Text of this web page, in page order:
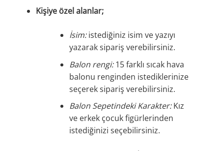
Kişiye özel alanlar;
İsim:istediğiniz isim ve yazıyı
yazarak sipariş verebilirsiniz.
Balon rengi:15 farklı sıcak hava
balonu renginden istediklerinize
seçerek sipariş verebilirsiniz.
Balon Sepetindeki Karakter:Kız
ve erkek çocuk figürlerinden
istediğinizi seçebilirsiniz.